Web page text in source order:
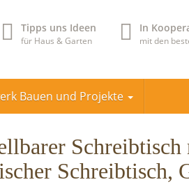
Tipps uns Ideen
für Haus & Garten
In
mit den
Bauen und Projekte
Schreibtisch
Schreibtisch,